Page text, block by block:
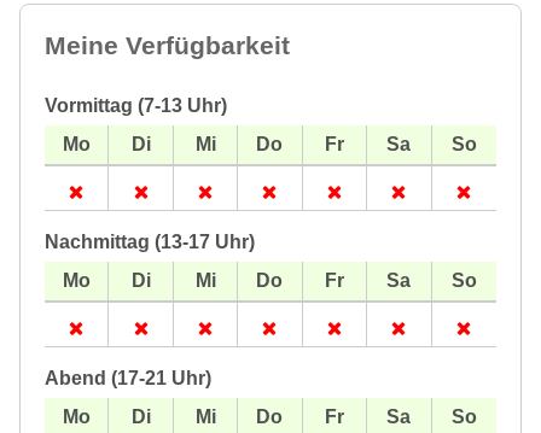
Meine Verfügbarkeit
Vormittag (7-13 Uhr)
Nachmittag (13-17 Uhr)
Abend (17-21 Uhr)